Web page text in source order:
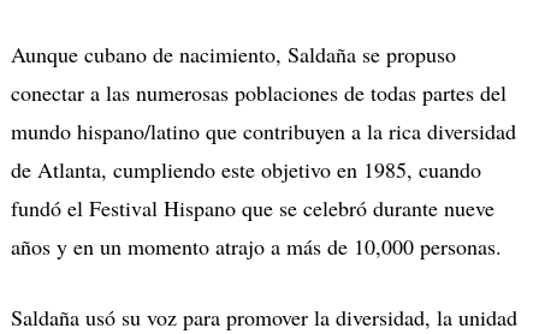
Aunque cubano de nacimiento, Saldaña se propuso
conectar a las numerosas poblaciones de todas partes del
mundo hispano/latino que contribuyen a la rica diversidad
de Atlanta, cumpliendo este objetivo en 1985, cuando
fundó el Festival Hispano que se celebró durante nueve
años y en un momento atrajo a más de 10,000 personas.
Saldaña usó su voz para promover la diversidad, la unidad